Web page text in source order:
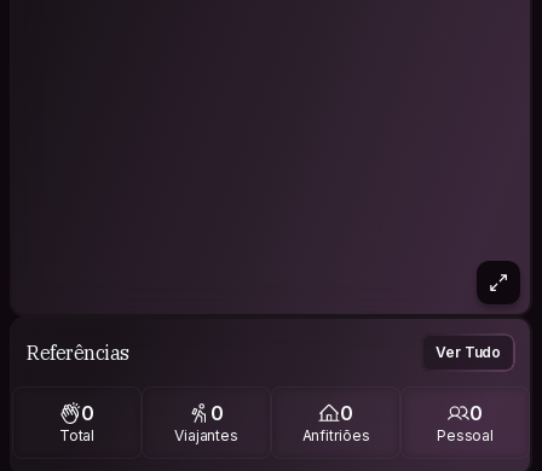
Referências Ver Tudo
0
Total
0
Viajantes
0
Anfitriões
0
Pessoal